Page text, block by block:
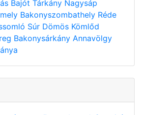
Bajót Tárkány Nagysáp
Bakonyszombathely Réde
Súr Dömös Kömlőd
Bakonysárkány Annavölgy